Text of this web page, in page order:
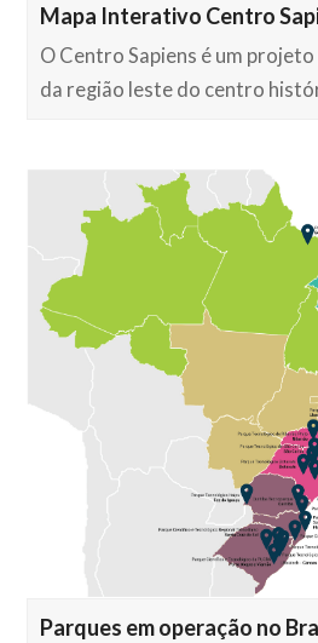
Mapa Interativo Centro
O Centro Sapiens é um
da região leste do centro
Parques em operação no